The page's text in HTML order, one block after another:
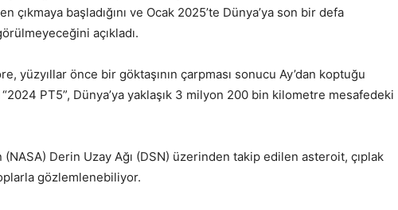
çıkmaya başladığını ve Ocak 2025’te Dünya’ya son bir defa
açıkladı.
yüzyıllar önce bir göktaşının çarpması sonucu Ay’dan koptuğu
PT5”, Dünya’ya yaklaşık 3 milyon 200 bin kilometre mesafedeki
(NASA) Derin Uzay Ağı (DSN) üzerinden takip edilen asteroit, çıplak
gözlemlenebiliyor.